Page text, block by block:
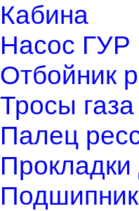
Кабина
Насос ГУР
Отбойник
Тросы газа
Палец